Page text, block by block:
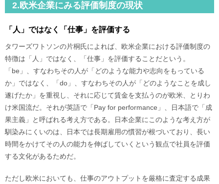
2.欧米企業にみる評価制度の現状
「人」ではなく「仕事」を評価する
タワーズワトソンの片桐氏によれば、欧米企業における評価制度の
特徴は「人」ではなく、「仕事」を評価することだという。
「be」、すなわちその人が「どのような能力や志向をもっている
か」ではなく、「do」、すなわちその人が「どのようなことを成し
遂げたか」を重視し、それに応じて賃金を支払うのが欧米、とりわ
け米国流だ。それが英語で「Pay for performance」、日本語で「成
果主義」と呼ばれる考え方である。日本企業にこのような考え方が
馴染みにくいのは、日本では長期雇用の慣習が根づいており、長い
時間をかけてその人の能力を伸ばしていくという観点で社員を評価
する文化があるためだ。
ただし欧米においても、仕事のアウトプットを厳格に査定する成果